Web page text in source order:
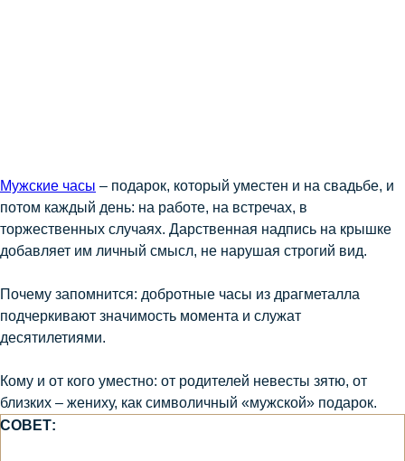
Мужские часы – подарок, который уместен и на свадьбе, и
потом каждый день: на работе, на встречах, в
торжественных случаях. Дарственная надпись на крышке
добавляет им личный смысл, не нарушая строгий вид.
Почему запомнится: добротные часы из драгметалла
подчеркивают значимость момента и служат
десятилетиями.
Кому и от кого уместно: от родителей невесты зятю, от
близких – жениху, как символичный «мужской» подарок.
СОВЕТ: